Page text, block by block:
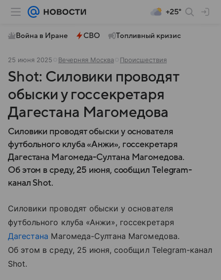
+25°
Война в Иране СВО Топливный кризис
25 июня 2025 Вечерняя Москва Происшествия
Shot: Силовики проводят
обыски у госсекретаря
Дагестана Магомедова
Силовики проводят обыски у основателя
футбольного клуба «Анжи», госсекретаря
Дагестана Магомеда-Султана Магомедова.
Об этом в среду, 25 июня, сообщил Telegram-
канал Shot.
Силовики проводят обыски у основателя
футбольного клуба «Анжи», госсекретаря
Дагестана Магомеда-Султана Магомедова.
Об этом в среду, 25 июня, сообщил Telegram-канал
Shot.